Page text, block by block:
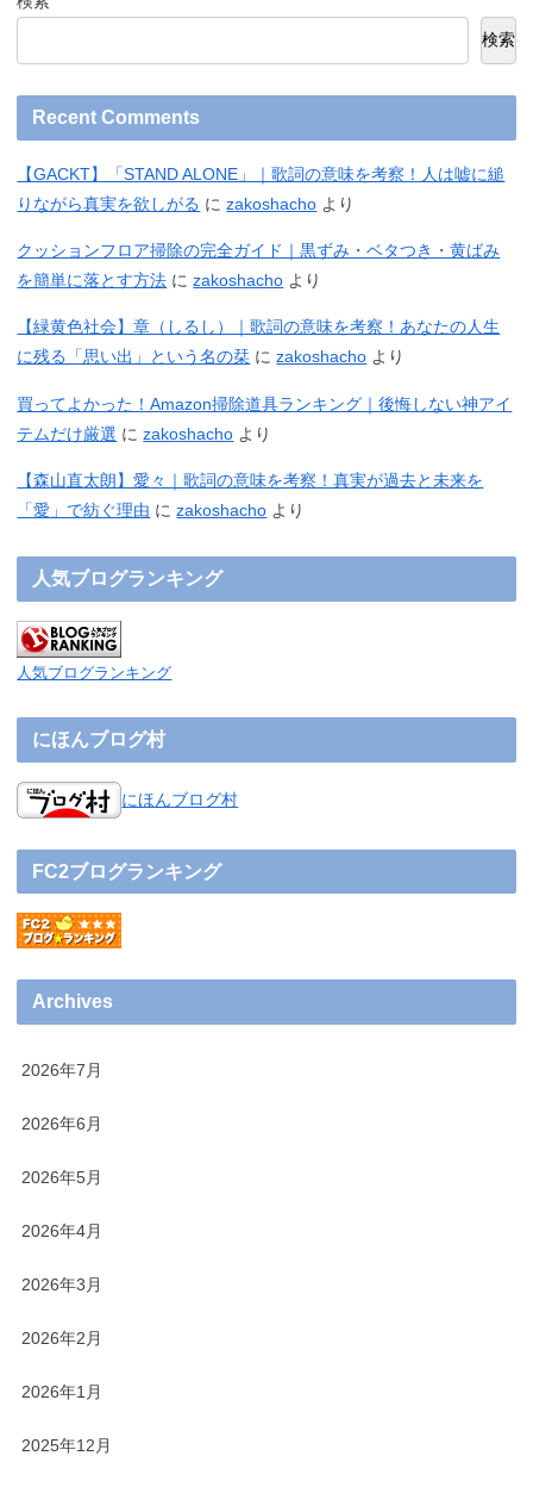
検索
Recent Comments
【GACKT】「STAND ALONE」｜歌詞の意味を考察！人は嘘に縋
りながら真実を欲しがる にzakoshacho より
クッションフロア掃除の完全ガイド｜黒ずみ・ベタつき・黄ばみ
を簡単に落とす方法 にzakoshacho より
【緑黄色社会】章（しるし）｜歌詞の意味を考察！あなたの人生
に残る「思い出」という名の栞 にzakoshacho より
買ってよかった！Amazon掃除道具ランキング｜後悔しない神アイ
テムだけ厳選 にzakoshacho より
【森山直太朗】愛々｜歌詞の意味を考察！真実が過去と未来を
「愛」で紡ぐ理由 にzakoshacho より
人気ブログランキング
人気ブログランキング
にほんブログ村
にほんブログ村
FC2ブログランキング
Archives
2026年7月
2026年6月
2026年5月
2026年4月
2026年3月
2026年2月
2026年1月
2025年12月